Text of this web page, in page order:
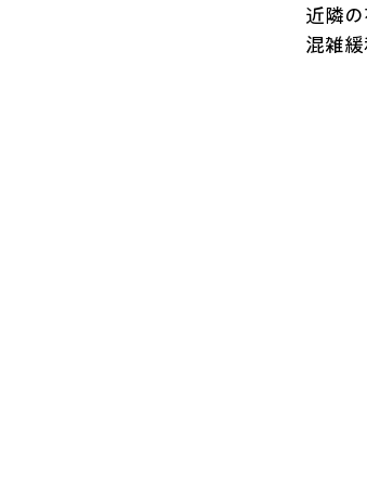
近隣
混雑